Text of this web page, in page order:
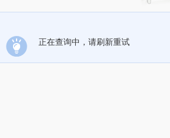
正在查询中，请刷新重试